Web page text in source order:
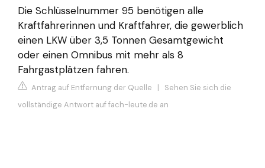
Die Schlüsselnummer 95 benötigen alle
Kraftfahrerinnen und Kraftfahrer, die gewerblich
einen LKW über 3,5 Tonnen Gesamtgewicht
oder einen Omnibus mit mehr als 8
Fahrgastplätzen fahren.
Antrag auf Entfernung der Quelle | Sehen Sie sich die
vollständige Antwort auf fach-leute.de an